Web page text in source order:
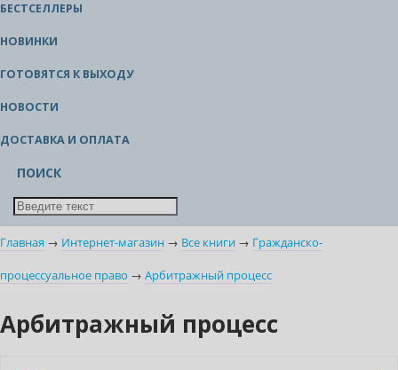
БЕСТСЕЛЛЕРЫ
НОВИНКИ
ГОТОВЯТСЯ К ВЫХОДУ
НОВОСТИ
ДОСТАВКА И ОПЛАТА
ПОИСК
Главная → Интернет-магазин → Все книги → Гражданско-
процессуальное право → Арбитражный процесс
Арбитражный процесс